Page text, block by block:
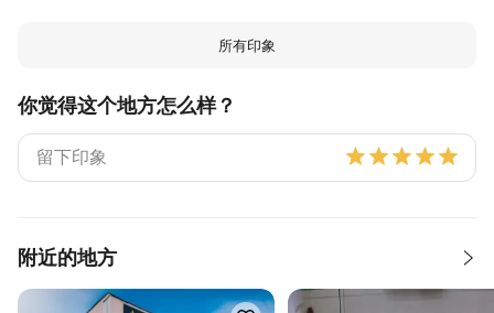
所有印象
你觉得这个地方怎么样？
附近的地方